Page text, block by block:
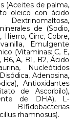
(Aceites de palma,
oleico con ácido
de (Sodio,
Cinc, Cobre,
Emulgente
(Vitaminas: C, E,
A, B1, B2, Ácido
Nucleótidos
Adenosina,
Antioxidantes
de Ascorbilo),
de DHA), L-
rhamnosus).